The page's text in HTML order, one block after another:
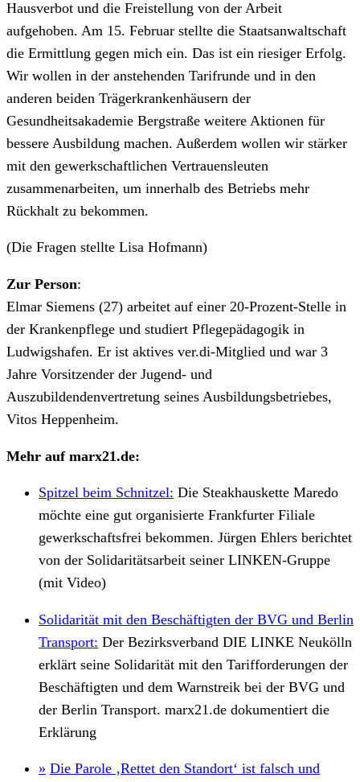
Hausverbot und die Freistellung von der Arbeit
aufgehoben. Am 15. Februar stellte die Staatsanwaltschaft
die Ermittlung gegen mich ein. Das ist ein riesiger Erfolg.
Wir wollen in der anstehenden Tarifrunde und in den
anderen beiden Trägerkrankenhäusern der
Gesundheitsakademie Bergstraße weitere Aktionen für
bessere Ausbildung machen. Außerdem wollen wir stärker
mit den gewerkschaftlichen Vertrauensleuten
zusammenarbeiten, um innerhalb des Betriebs mehr
Rückhalt zu bekommen.
(Die Fragen stellte Lisa Hofmann)
Zur Person:
Elmar Siemens (27) arbeitet auf einer 20-Prozent-Stelle in
der Krankenpflege und studiert Pflegepädagogik in
Ludwigshafen. Er ist aktives ver.di-Mitglied und war 3
Jahre Vorsitzender der Jugend- und
Auszubildendenvertretung seines Ausbildungsbetriebes,
Vitos Heppenheim.
Mehr auf marx21.de:
Spitzel beim Schnitzel: Die Steakhauskette Maredo
möchte eine gut organisierte Frankfurter Filiale
gewerkschaftsfrei bekommen. Jürgen Ehlers berichtet
von der Solidaritätsarbeit seiner LINKEN-Gruppe
(mit Video)
Solidarität mit den Beschäftigten der BVG und Berlin
Transport: Der Bezirksverband DIE LINKE Neukölln
erklärt seine Solidarität mit den Tarif­forderungen der
Beschäftigten und dem Warnstreik bei der BVG und
der Berlin Transport. marx21.de dokumentiert die
Erklärung
» Die Parole ‚Rettet den Standort‘ ist falsch und